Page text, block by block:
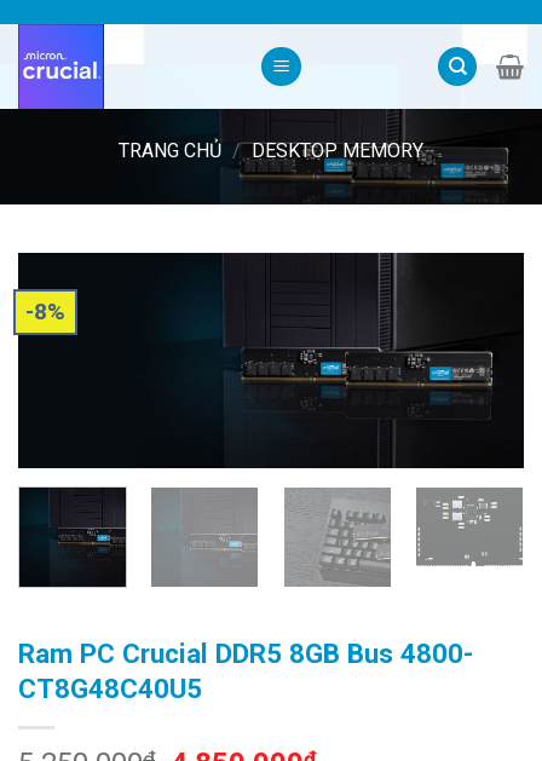
content
TRANG CHỦ / DESKTOP MEMORY
-8%
Ram PC Crucial DDR5 8GB Bus 4800-
CT8G48C40U5